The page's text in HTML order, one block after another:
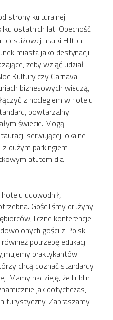
strony kulturalnej
ostatnich lat. Obecność
marki Hilton
miasta jako destynacji
żeby wziąć udział
Kultury czy Carnaval
biznesowych wiedzą,
z noclegiem w hotelu
powtarzalny
świecie. Mogą
serwującej lokalne
dużym parkingiem
atutem dla
udowodnił,
Gościliśmy drużyny
liczne konferencje
gości z Polski
potrzebę edukacji
praktykantów
chcą poznać standardy
Mamy nadzieję, że Lublin
jak dotychczas,
turystyczny. Zapraszamy